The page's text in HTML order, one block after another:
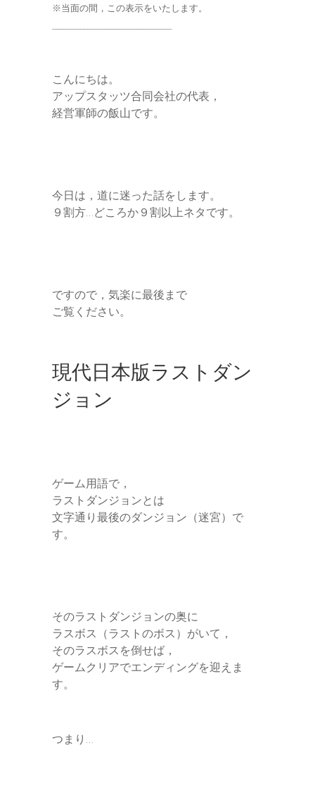
※当面の間，この表示をいたします。
こんにちは。
アップスタッツ合同会社の代表，
経営軍師の飯山です。
今日は，道に迷った話をします。
９割方…どころか９割以上ネタです。
ですので，気楽に最後まで
ご覧ください。
現代日本版ラストダン
ジョン
ゲーム用語で，
ラストダンジョンとは
文字通り最後のダンジョン（迷宮）で
す。
そのラストダンジョンの奥に
ラスボス（ラストのボス）がいて，
そのラスボスを倒せば，
ゲームクリアでエンディングを迎えま
す。
つまり…